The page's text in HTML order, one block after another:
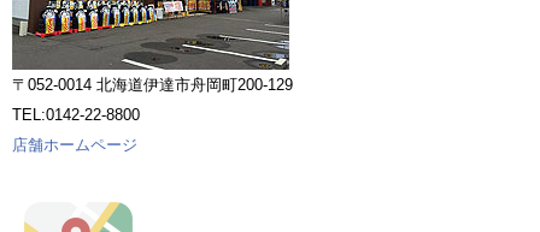
〒052-0014 北海道伊達市舟岡町200-129
TEL:0142-22-8800
店舗ホームページ